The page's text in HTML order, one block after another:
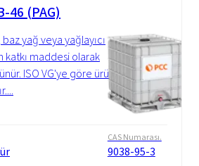
46 (PAG)
yağ veya yağlayıcı
katkı maddesi olarak
ISO VG'ye göre ürün
CAS Numarası.
9038-95-3